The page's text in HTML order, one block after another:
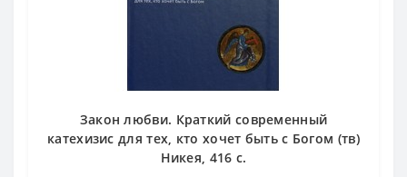
Закон любви. Краткий современный
катехизис для тех, кто хочет быть с Богом (тв)
Никея, 416 с.